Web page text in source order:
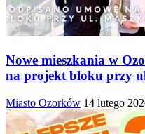
Nowe mieszkania w
na projekt bloku przy
Miasto Ozorków 14 lutego